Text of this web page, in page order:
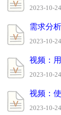
2023-10-
需求分
2023-10-
视频：
2023-10-
视频：
2023-10-